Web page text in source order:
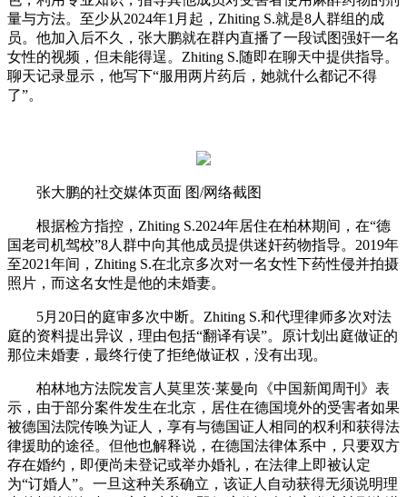
量与方法。至少从2024年1月起，Zhiting S.就是8人群组的成
员。他加入后不久，张大鹏就在群内直播了一段试图强奸一名
女性的视频，但未能得逞。Zhiting S.随即在聊天中提供指导。
聊天记录显示，他写下“服用两片药后，她就什么都记不得
了”。
张大鹏的社交媒体页面 图/网络截图
根据检方指控，Zhiting S.2024年居住在柏林期间，在“德
国老司机驾校”8人群中向其他成员提供迷奸药物指导。2019年
至2021年间，Zhiting S.在北京多次对一名女性下药性侵并拍摄
照片，而这名女性是他的未婚妻。
5月20日的庭审多次中断。Zhiting S.和代理律师多次对法
庭的资料提出异议，理由包括“翻译有误”。原计划出庭做证的
那位未婚妻，最终行使了拒绝做证权，没有出现。
柏林地方法院发言人莫里茨·莱曼向《中国新闻周刊》表
示，由于部分案件发生在北京，居住在德国境外的受害者如果
被德国法院传唤为证人，享有与德国证人相同的权利和获得法
律援助的途径。但他也解释说，在德国法律体系中，只要双方
存在婚约，即便尚未登记或举办婚礼，在法律上即被认定
为“订婚人”。一旦这种关系确立，该证人自动获得无须说明理